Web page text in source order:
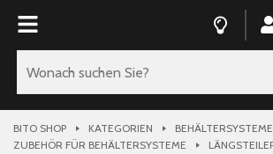
BITO SHOP KATEGORIEN
BEHÄLTERSYSTEME
ZUBEHÖR FÜR BEHÄLTERSYSTEME